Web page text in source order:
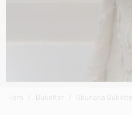
Hem Buketter Obundna Buketter